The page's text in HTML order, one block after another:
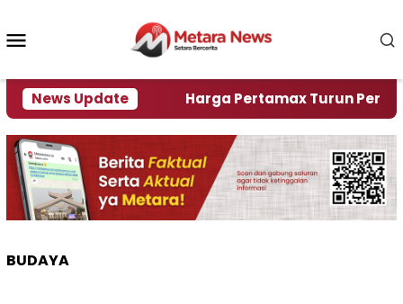
konten
News Update
Krisi Air Harga Pertamax Turun Per Hari
BUDAYA